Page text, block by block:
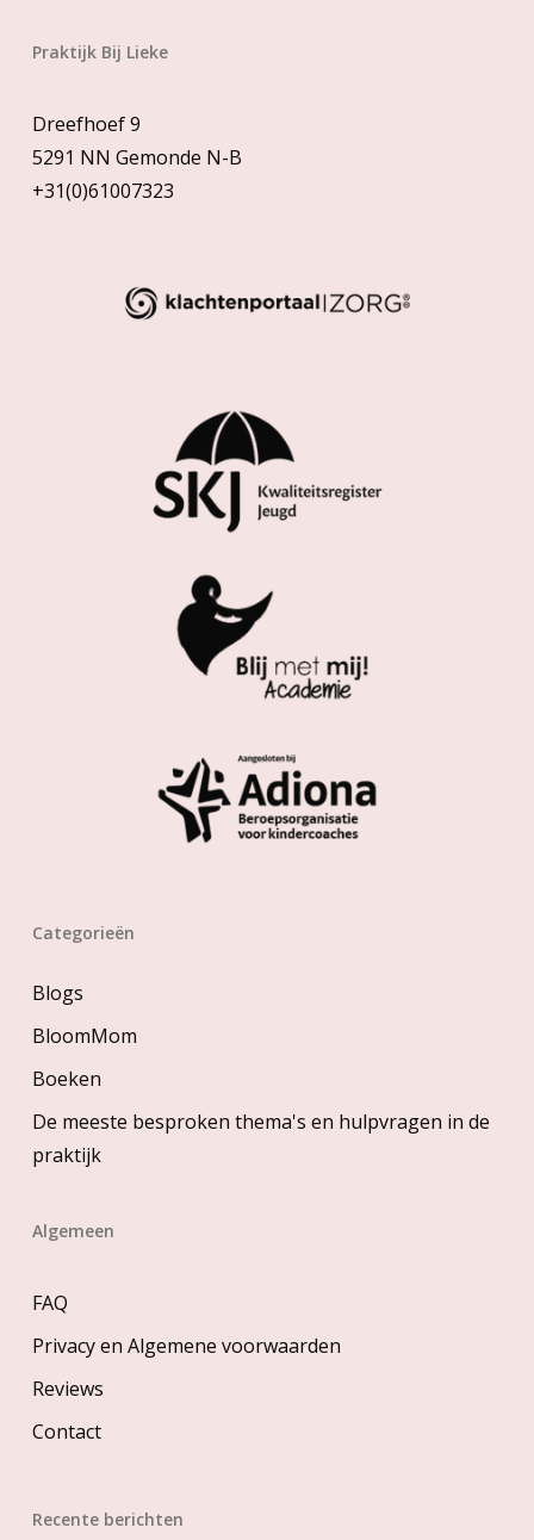
Praktijk Bij Lieke
Dreefhoef 9
5291 NN Gemonde N-B
+31(0)61007323
Categorieën
Blogs
BloomMom
Boeken
De meeste besproken thema's en hulpvragen in de
praktijk
Algemeen
FAQ
Privacy en Algemene voorwaarden
Reviews
Contact
Recente berichten